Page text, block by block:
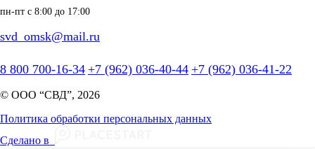
пн-пт с 8:00 до 17:00
svd_omsk@mail.ru
8 800 700-16-34 +7 (962) 036-40-44 +7 (962) 036-41-22
© ООО “СВД”, 2026
Политика обработки персональных данных
Сделано в